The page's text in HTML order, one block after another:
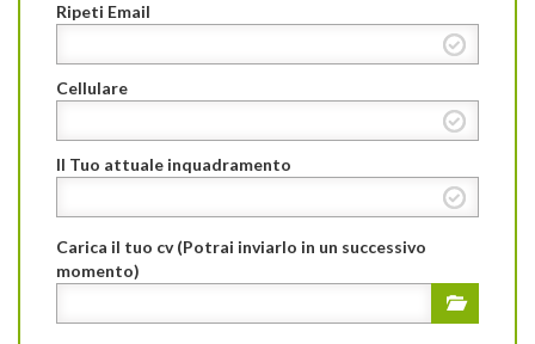
Ripeti Email
Cellulare
Il Tuo attuale inquadramento
Carica il tuo cv (Potrai inviarlo in un successivo
momento)